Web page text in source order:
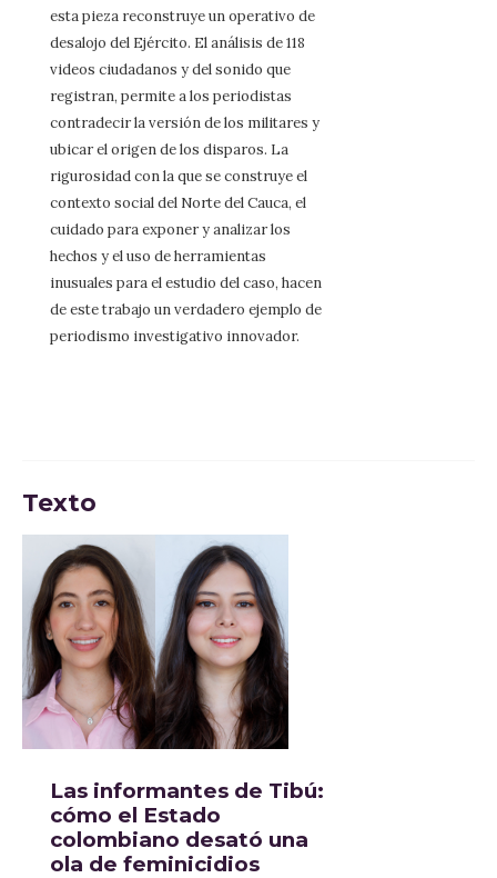
esta pieza reconstruye un operativo de
desalojo del Ejército. El análisis de 118
videos ciudadanos y del sonido que
registran, permite a los periodistas
contradecir la versión de los militares y
ubicar el origen de los disparos. La
rigurosidad con la que se construye el
contexto social del Norte del Cauca, el
cuidado para exponer y analizar los
hechos y el uso de herramientas
inusuales para el estudio del caso, hacen
de este trabajo un verdadero ejemplo de
periodismo investigativo innovador.
Texto
Las informantes de Tibú:
cómo el Estado
colombiano desató una
ola de feminicidios